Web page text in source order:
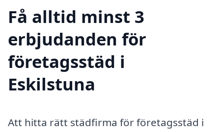
Få alltid minst 3
erbjudanden för
företagsstäd i
Eskilstuna
Att hitta rätt städfirma för företagsstäd i